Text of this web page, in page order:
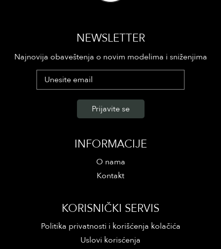
INFORMACIJE
O nama
Kontakt
NEWSLETTER
Najnovija obaveštenja o novim modelima i sniženjima
KORISNIČKI SERVIS
Politika privatnosti i korišćenja kolačića
Uslovi korisćenja